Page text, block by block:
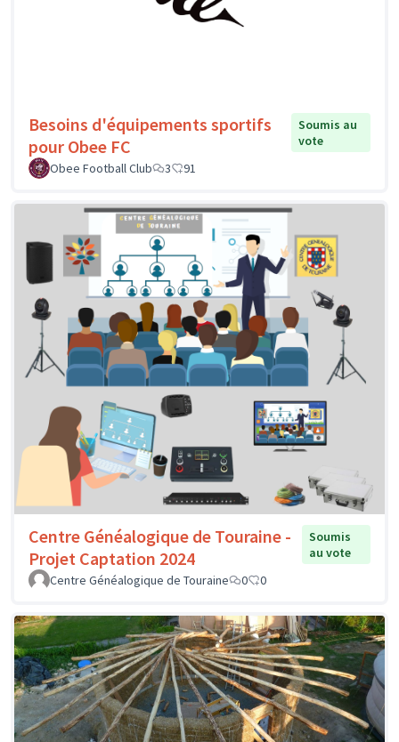
Besoins d'équipements sportifs
pour Obee FC
Soumis au
vote
Obee Football Club
3 91
Centre Généalogique de Touraine -
Projet Captation 2024
Soumis
au vote
Centre Généalogique de Touraine
0 0